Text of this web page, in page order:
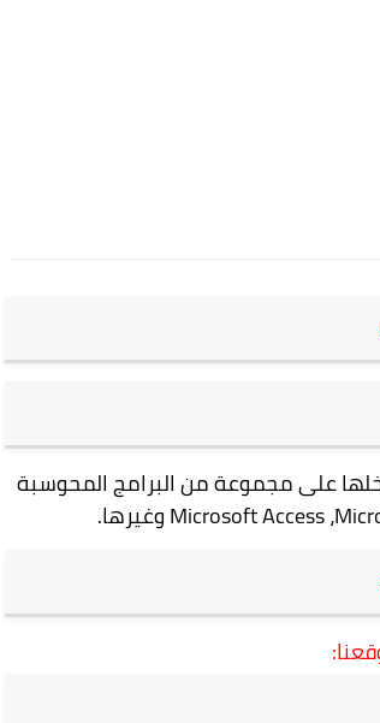
على مجموعة من البرامج المحوسبة
،Microsoft Accessوغيرها.